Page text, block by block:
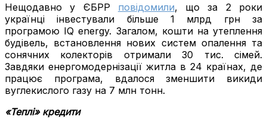
Нещодавно у ЄБРР повідомили, що за 2 роки
українці інвестували більше 1 млрд грн за
програмою IQ energy. Загалом, кошти на утеплення
будівель, встановлення нових систем опалення та
сонячних колекторів отримали 30 тис. сімей.
Завдяки енергомодернізації житла в 24 країнах, де
працює програма, вдалося зменшити викиди
вуглекислого газу на 7 млн тонн.
«Теплі» кредити